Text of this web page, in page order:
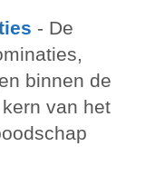
- De
binnen de
van het